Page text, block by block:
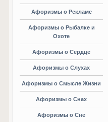
Афоризмы о Рекламе
Афоризмы о Рыбалке и
Охоте
Афоризмы о Сердце
Афоризмы о Слухах
Афоризмы о Смысле Жизни
Афоризмы о Снах
Афоризмы о Сне